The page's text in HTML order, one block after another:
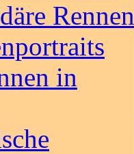
Rennen
in